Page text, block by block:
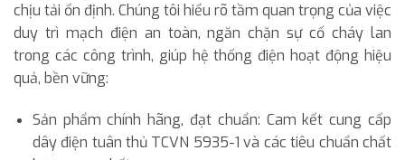
chịu tải ổn định. Chúng tôi hiểu rõ tầm quan trọng của việc
duy trì mạch điện an toàn, ngăn chặn sự cố cháy lan
trong các công trình, giúp hệ thống điện hoạt động hiệu
quả, bền vững:
Sản phẩm chính hãng, đạt chuẩn: Cam kết cung cấp
dây điện tuân thủ TCVN 5935-1 và các tiêu chuẩn chất